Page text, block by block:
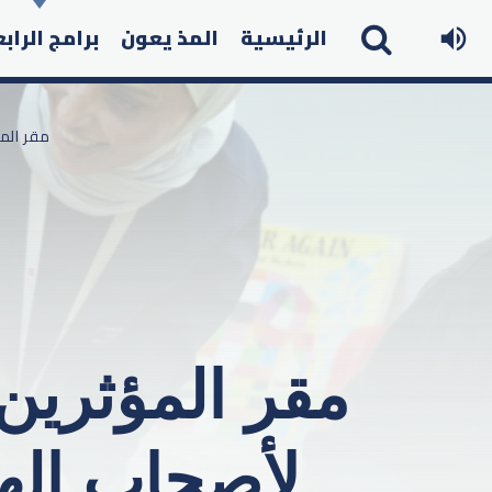
الرئيسية المذ يعون برامج
مقر